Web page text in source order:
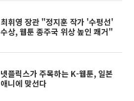
최휘영 장관 "정지훈 작가 '수평선'
수상, 웹툰 종주국 위상 높인 쾌거"
넷플릭스가 주목하는 K-웹툰, 일본
애니에 맞선다